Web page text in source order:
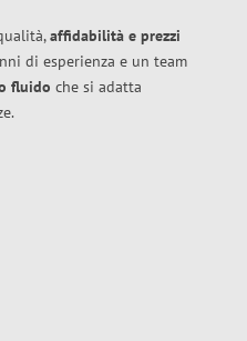
affidabilità e prezzi
di esperienza e un team
fluido che si adatta